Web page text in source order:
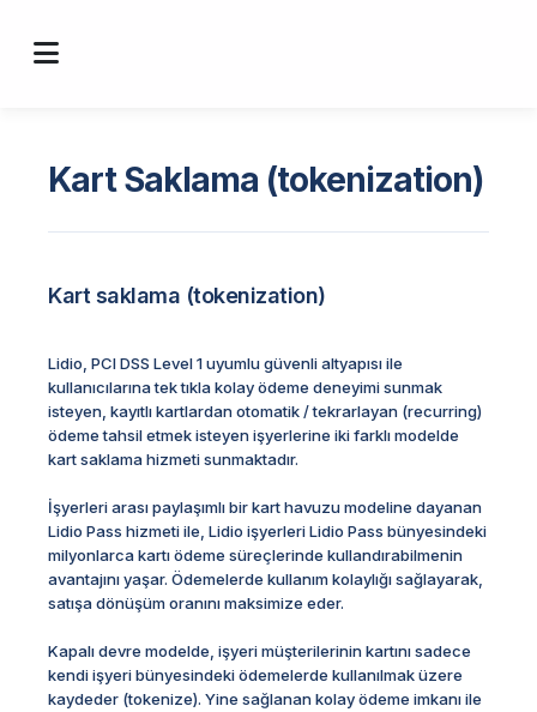
Kart Saklama (tokenization)
Kart saklama (tokenization)
Lidio, PCI DSS Level 1 uyumlu güvenli altyapısı ile
kullanıcılarına tek tıkla kolay ödeme deneyimi sunmak
isteyen, kayıtlı kartlardan otomatik / tekrarlayan (recurring)
ödeme tahsil etmek isteyen işyerlerine iki farklı modelde
kart saklama hizmeti sunmaktadır.
İşyerleri arası paylaşımlı bir kart havuzu modeline dayanan
Lidio Pass hizmeti ile, Lidio işyerleri Lidio Pass bünyesindeki
milyonlarca kartı ödeme süreçlerinde kullandırabilmenin
avantajını yaşar. Ödemelerde kullanım kolaylığı sağlayarak,
satışa dönüşüm oranını maksimize eder.
Kapalı devre modelde, işyeri müşterilerinin kartını sadece
kendi işyeri bünyesindeki ödemelerde kullanılmak üzere
kaydeder (tokenize). Yine sağlanan kolay ödeme imkanı ile